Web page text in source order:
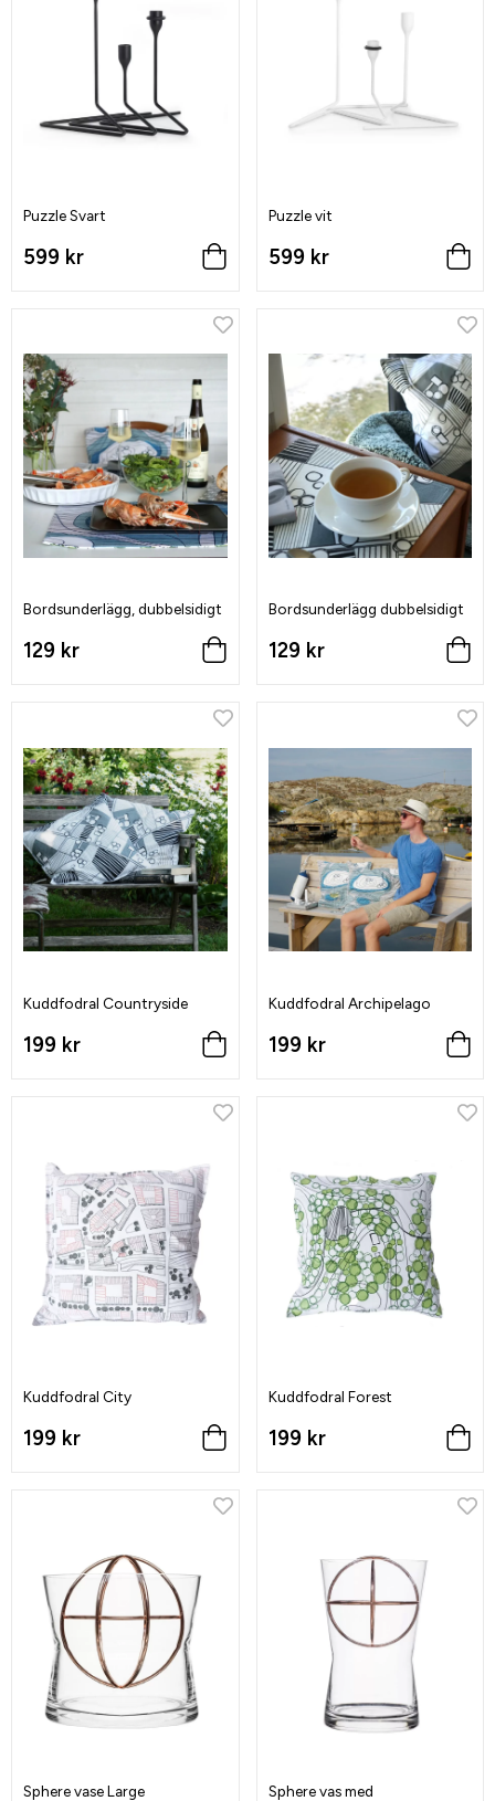
Puzzle Svart
599 kr
Puzzle vit
599 kr
Bordsunderlägg, dubbelsidigt
129 kr
Bordsunderlägg dubbelsidigt
129 kr
Kuddfodral Countryside
199 kr
Kuddfodral Archipelago
199 kr
Kuddfodral City
199 kr
Kuddfodral Forest
199 kr
Sphere vase Large
Sphere vas med